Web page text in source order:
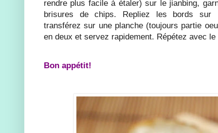
rendre plus facile à étaler) sur le jianbing,
brisures de chips. Repliez les bords sur
transférez sur une planche (toujours partie
en deux et servez rapidement. Répétez avec
Bon appétit!